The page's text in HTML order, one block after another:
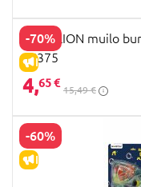
-70%
IŠPARDAVIMAS
GAZILLION muilo
35375
4,65 €
15,49 €
-60%
IŠPARDAVIMAS